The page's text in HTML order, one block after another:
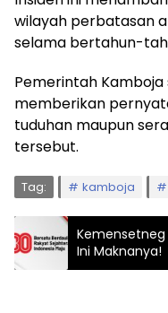
wilayah perbatasan
selama bertahun-
Pemerintah
memberikan
tuduhan maupun
tersebut.
Tag: kamboja
Kemensetneg
Ini Maknanya!